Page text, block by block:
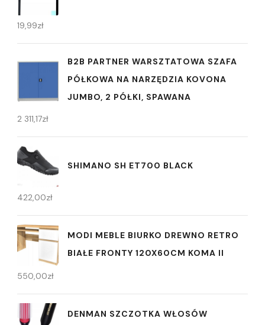
19,99zł
B2B PARTNER WARSZTATOWA SZAFA
PÓŁKOWA NA NARZĘDZIA KOVONA
JUMBO, 2 PÓŁKI, SPAWANA
2 311,17zł
SHIMANO SH ET700 BLACK
422,00zł
MODI MEBLE BIURKO DREWNO RETRO
BIAŁE FRONTY 120X60CM KOMA II
550,00zł
DENMAN SZCZOTKA WŁOSÓW